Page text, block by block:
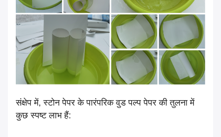
संक्षेप में, स्टोन पेपर के पारंपरिक वुड पल्प पेपर की तुलना में
कुछ स्पष्ट लाभ हैं: